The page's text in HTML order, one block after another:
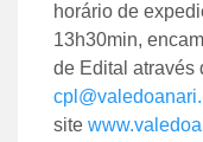
horário de
13h30min,
de Edital através
site